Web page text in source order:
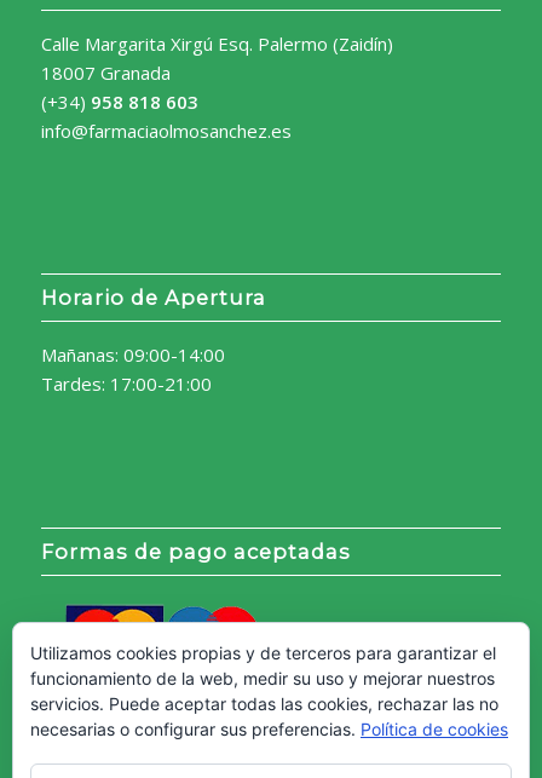
Calle Margarita Xirgú Esq. Palermo (Zaidín)
18007 Granada
(+34) 958 818 603
info@farmaciaolmosanchez.es
Horario de Apertura
Mañanas: 09:00-14:00
Tardes: 17:00-21:00
Formas de pago aceptadas
Utilizamos cookies propias y de terceros para garantizar el
funcionamiento de la web, medir su uso y mejorar nuestros
servicios. Puede aceptar todas las cookies, rechazar las no
necesarias o configurar sus preferencias. Política de cookies